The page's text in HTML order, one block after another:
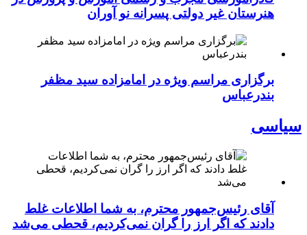
هنرستان غیر دولتی پسرانه نو آوران
برگزاری مراسم ویژه در امامزاده سید مظفر
بندرعباس
سیاسی
آقای رئیس‌جمهور محترم، به شما اطلاعات غلط
دادند که اگر ارز را گران نمی‌کردیم، قحطی می‌شد